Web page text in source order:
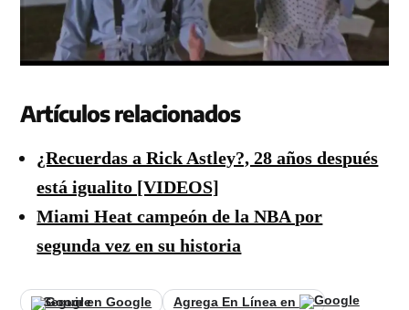
Artículos relacionados
¿Recuerdas a Rick Astley?, 28 años después
está igualito [VIDEOS]
Miami Heat campeón de la NBA por
segunda vez en su historia
Seguir en Google
Agrega En Línea en